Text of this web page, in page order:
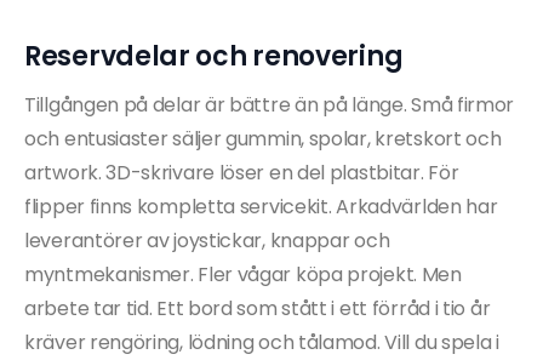
Reservdelar och renovering
Tillgången på delar är bättre än på länge. Små firmor
och entusiaster säljer gummin, spolar, kretskort och
artwork. 3D-skrivare löser en del plastbitar. För
flipper finns kompletta servicekit. Arkadvärlden har
leverantörer av joystickar, knappar och
myntmekanismer. Fler vågar köpa projekt. Men
arbete tar tid. Ett bord som stått i ett förråd i tio år
kräver rengöring, lödning och tålamod. Vill du spela i